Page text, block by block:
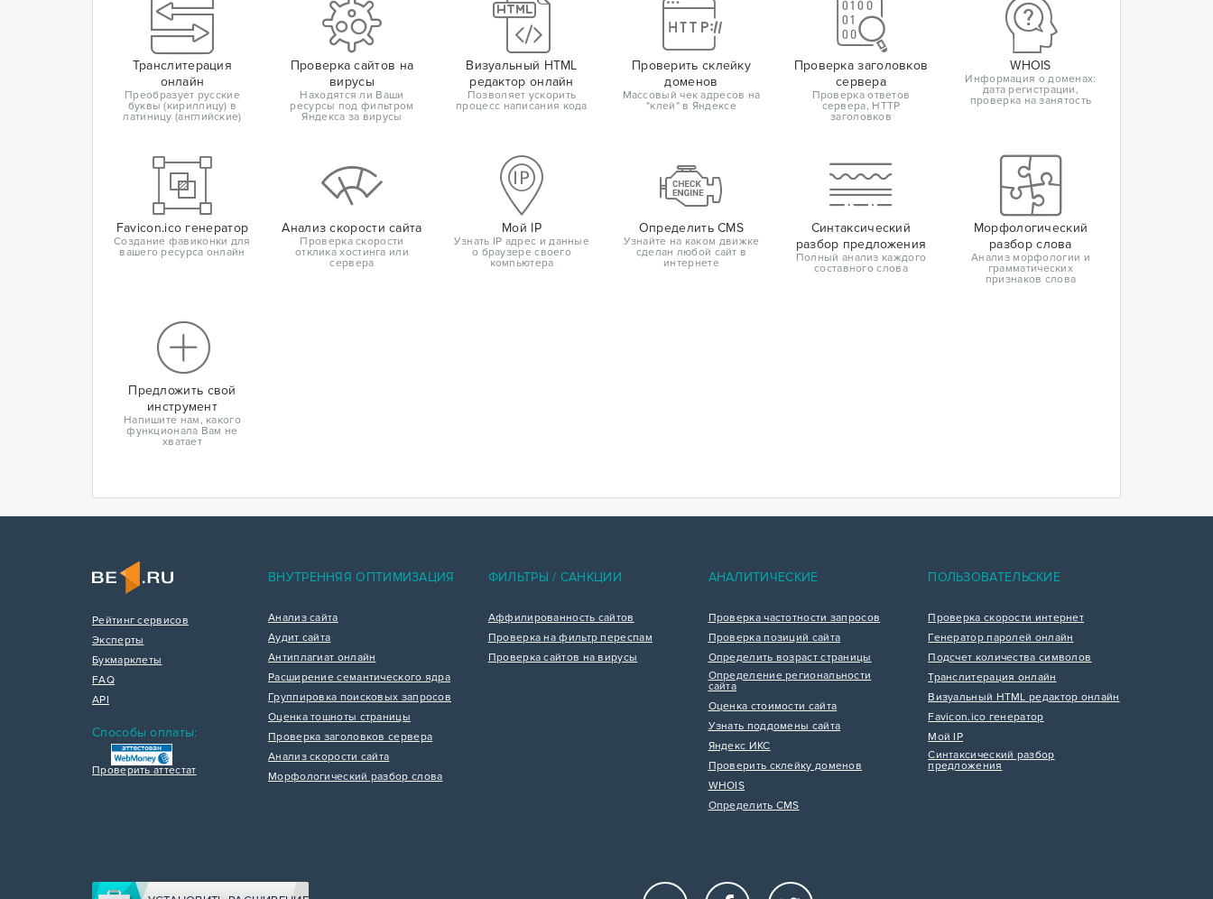
Транслитерация
онлайн
Преобразует русские
буквы (кириллицу) в
латиницу (английские)
Проверка сайтов на
вирусы
Находятся ли Ваши
ресурсы под фильтром
Яндекса за вирусы
Визуальный HTML
редактор онлайн
Позволяет ускорить
процесс написания кода
Проверить склейку
доменов
Массовый чек адресов на
"клей" в Яндексе
Проверка заголовков
сервера
Проверка ответов
сервера, HTTP
заголовков
WHOIS
Информация о доменах:
дата регистрации,
проверка на занятость
Favicon.ico генератор
Создание фавиконки для
вашего ресурса онлайн
Анализ скорости сайта
Проверка скорости
отклика хостинга или
сервера
Мой IP
Узнать IP адрес и данные
о браузере своего
компьютера
Определить CMS
Узнайте на каком движке
сделан любой сайт в
интернете
Синтаксический
разбор предложения
Полный анализ каждого
составного слова
Морфологический
разбор слова
Анализ морфологии и
грамматических
признаков слова
Предложить свой
инструмент
Напишите нам, какого
функционала Вам не
хватает
Рейтинг сервисов
Эксперты
Букмарклеты
FAQ
API
Способы оплаты:
Проверить аттестат
ВНУТРЕННЯЯ ОПТИМИЗАЦИЯ
Анализ сайта
Аудит сайта
Антиплагиат онлайн
Расширение семантического ядра
Группировка поисковых запросов
Оценка тошноты страницы
Проверка заголовков сервера
Анализ скорости сайта
Морфологический разбор слова
ФИЛЬТРЫ / САНКЦИИ
Аффилированность сайтов
Проверка на фильтр переспам
Проверка сайтов на вирусы
АНАЛИТИЧЕСКИЕ
Проверка частотности запросов
Проверка позиций сайта
Определить возраст страницы
Определение региональности
сайта
Оценка стоимости сайта
Узнать поддомены сайта
Яндекс ИКС
Проверить склейку доменов
WHOIS
Определить CMS
ПОЛЬЗОВАТЕЛЬСКИЕ
Проверка скорости интернет
Генератор паролей онлайн
Подсчет количества символов
Транслитерация онлайн
Визуальный HTML редактор онлайн
Favicon.ico генератор
Мой IP
Синтаксический разбор
предложения